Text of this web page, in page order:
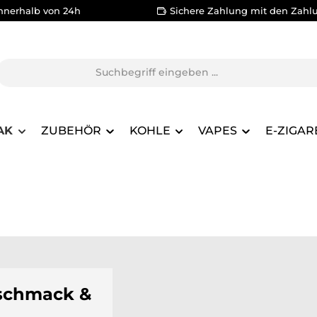
von 24h Sichere Zahlung mit den
ZUBEHÖR KOHLE VAPES E-
&